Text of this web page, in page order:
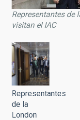
Representantes de
visitan el IAC
Representantes
de la
London